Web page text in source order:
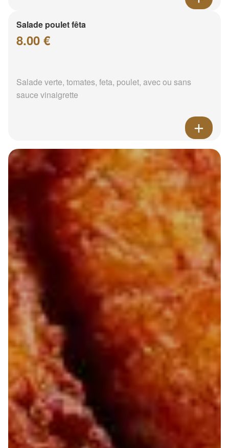
Salade poulet fêta
8.00 €
Salade verte, tomates, feta, poulet, avec ou sans
sauce vinaigrette